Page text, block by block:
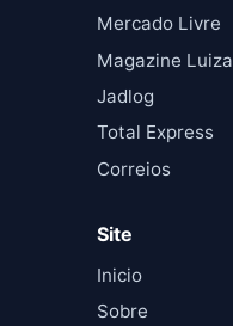
Mercado Livre
Magazine Luiza
Jadlog
Total Express
Correios
Site
Inicio
Sobre